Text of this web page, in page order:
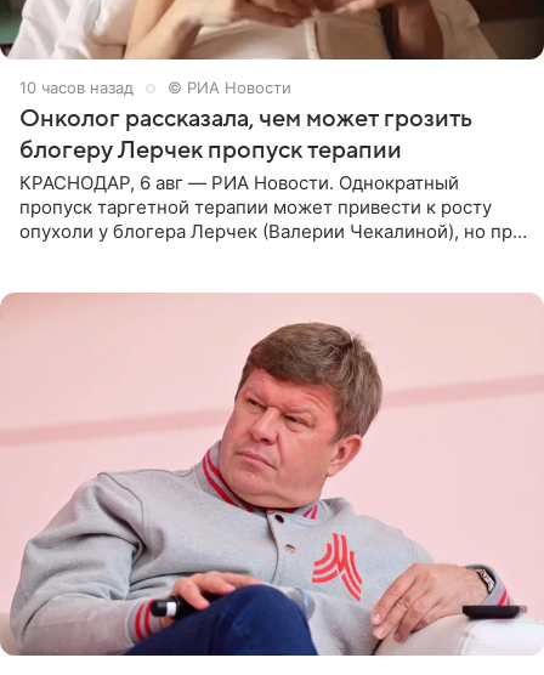
10 часов назад © РИА Новости
Онколог рассказала, чем может грозить
блогеру Лерчек пропуск терапии
КРАСНОДАР, 6 авг — РИА Новости. Однократный
пропуск таргетной терапии может привести к росту
опухоли у блогера Лерчек (Валерии Чекалиной), но при